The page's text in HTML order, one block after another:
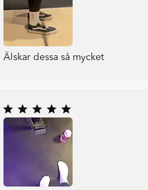
Älskar dessa så mycket